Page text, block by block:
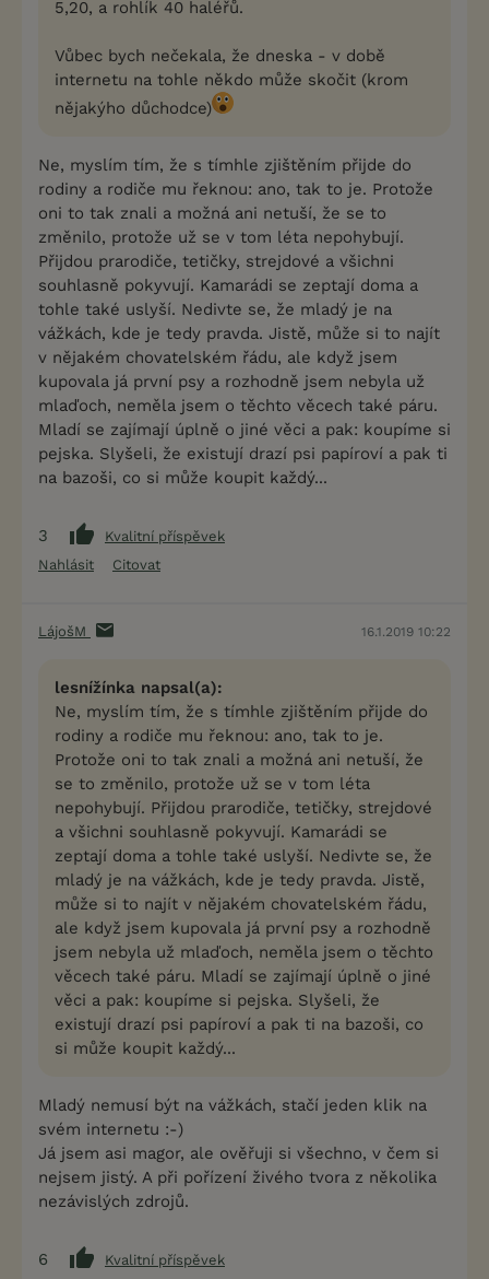
5,20, a rohlík 40 haléřů.
Vůbec bych nečekala, že dneska - v době
internetu na tohle někdo může skočit (krom
nějakýho důchodce)
Ne, myslím tím, že s tímhle zjištěním přijde do
rodiny a rodiče mu řeknou: ano, tak to je. Protože
oni to tak znali a možná ani netuší, že se to
změnilo, protože už se v tom léta nepohybují.
Přijdou prarodiče, tetičky, strejdové a všichni
souhlasně pokyvují. Kamarádi se zeptají doma a
tohle také uslyší. Nedivte se, že mladý je na
vážkách, kde je tedy pravda. Jistě, může si to najít
v nějakém chovatelském řádu, ale když jsem
kupovala já první psy a rozhodně jsem nebyla už
mlaďoch, neměla jsem o těchto věcech také páru.
Mladí se zajímají úplně o jiné věci a pak: koupíme si
pejska. Slyšeli, že existují drazí psi papíroví a pak ti
na bazoši, co si může koupit každý...
3
Kvalitní příspěvek
Nahlásit
Citovat
LájošM 16.1.2019 10:22
lesnížínka napsal(a):
Ne, myslím tím, že s tímhle zjištěním přijde do
rodiny a rodiče mu řeknou: ano, tak to je.
Protože oni to tak znali a možná ani netuší, že
se to změnilo, protože už se v tom léta
nepohybují. Přijdou prarodiče, tetičky, strejdové
a všichni souhlasně pokyvují. Kamarádi se
zeptají doma a tohle také uslyší. Nedivte se, že
mladý je na vážkách, kde je tedy pravda. Jistě,
může si to najít v nějakém chovatelském řádu,
ale když jsem kupovala já první psy a rozhodně
jsem nebyla už mlaďoch, neměla jsem o těchto
věcech také páru. Mladí se zajímají úplně o jiné
věci a pak: koupíme si pejska. Slyšeli, že
existují drazí psi papíroví a pak ti na bazoši, co
si může koupit každý...
Mladý nemusí být na vážkách, stačí jeden klik na
svém internetu :-)
Já jsem asi magor, ale ověřuji si všechno, v čem si
nejsem jistý. A při pořízení živého tvora z několika
nezávislých zdrojů.
6
Kvalitní příspěvek